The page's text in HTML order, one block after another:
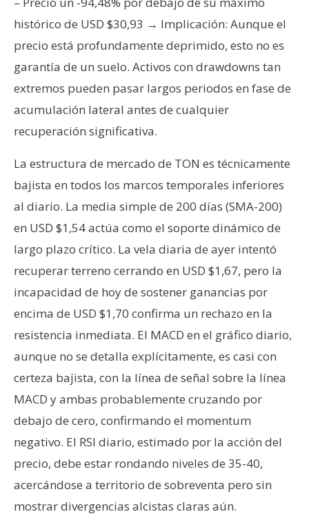
histórico de USD $30,93 → Implicación: Aunque el
precio está profundamente deprimido, esto no es
garantía de un suelo. Activos con drawdowns tan
extremos pueden pasar largos periodos en fase de
acumulación lateral antes de cualquier
recuperación significativa.
La estructura de mercado de TON es técnicamente
bajista en todos los marcos temporales inferiores
al diario. La media simple de 200 días (SMA-200)
en USD $1,54 actúa como el soporte dinámico de
largo plazo crítico. La vela diaria de ayer intentó
recuperar terreno cerrando en USD $1,67, pero la
incapacidad de hoy de sostener ganancias por
encima de USD $1,70 confirma un rechazo en la
resistencia inmediata. El MACD en el gráfico diario,
aunque no se detalla explícitamente, es casi con
certeza bajista, con la línea de señal sobre la línea
MACD y ambas probablemente cruzando por
debajo de cero, confirmando el momentum
negativo. El RSI diario, estimado por la acción del
precio, debe estar rondando niveles de 35-40,
acercándose a territorio de sobreventa pero sin
mostrar divergencias alcistas claras aún.